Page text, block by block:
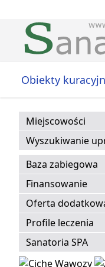
Obiekty
Miejscowości
Wyszukiwanie
Baza zabiegowa
Finansowanie
Oferta
Profile leczenia
Sanatoria SPA